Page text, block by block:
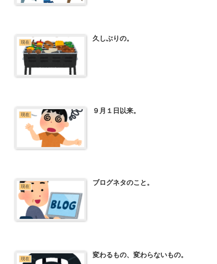
現在 久しぶりの。
現在 ９月１日以来。
現在 ブログネタのこと。
現在 変わるもの、変わらないもの。